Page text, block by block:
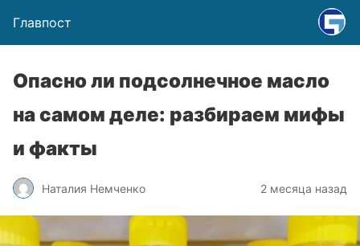
Главпост
Опасно ли подсолнечное масло
на самом деле: разбираем мифы
и факты
Наталия Немченко 2 месяца назад